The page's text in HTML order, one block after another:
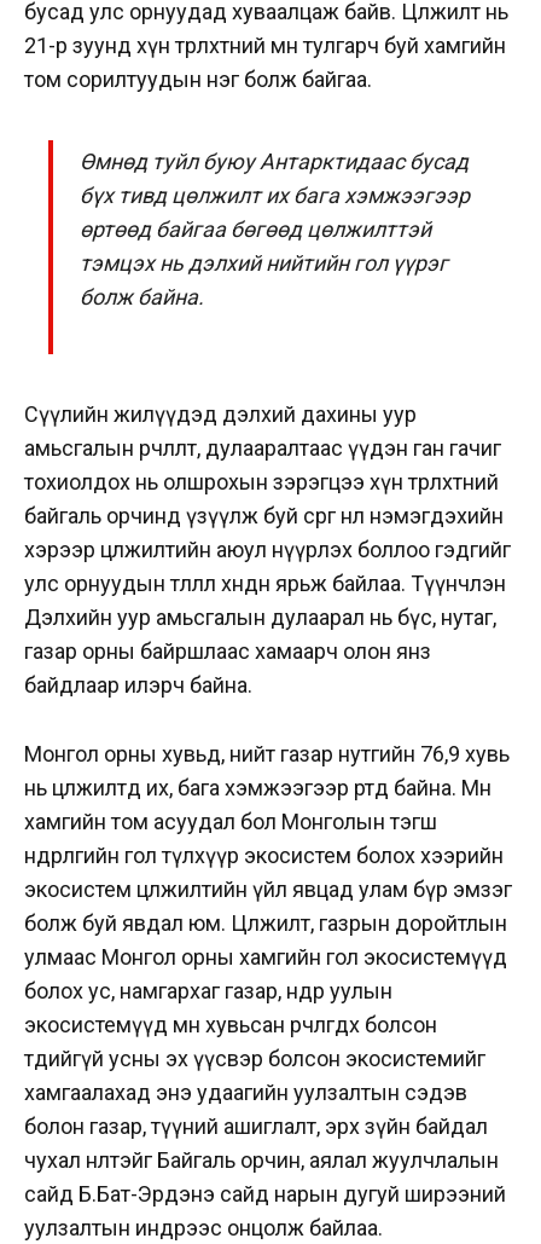
бусад улс орнуудад хуваалцаж байв. Цөлжилт нь
21-р зуунд хүн төрөлхтний өмнө тулгарч буй хамгийн
том сорилтуудын нэг болж байгаа.
Өмнөд туйл буюу Антарктидаас бусад
бүх тивд цөлжилт их бага хэмжээгээр
өртөөд байгаа бөгөөд цөлжилттэй
тэмцэх нь дэлхий нийтийн гол үүрэг
болж байна.
Сүүлийн жилүүдэд дэлхий дахины уур
амьсгалын өөрчлөлт, дулааралтаас үүдэн ган гачиг
тохиолдох нь олшрохын зэрэгцээ хүн төрөлхтөний
байгаль орчинд үзүүлж буй сөрөг нөлөө нэмэгдэхийн
хэрээр цөлжилтийн аюул нүүрлэх боллоо гэдгийг
улс орнуудын төлөөлөл хөндөн ярьж байлаа. Түүнчлэн
Дэлхийн уур амьсгалын дулаарал нь бүс, нутаг,
газар орны байршлаас хамаарч олон янз
байдлаар илэрч байна.
Монгол орны хувьд, нийт газар нутгийн 76,9 хувь
нь цөлжилтөд их, бага хэмжээгээр өртөөд байна. Мөн
хамгийн том асуудал бол Монголын тэгш
өндөрлөгийн гол түлхүүр экосистем болох хээрийн
экосистем цөлжилтийн үйл явцад улам бүр эмзэг
болж буй явдал юм. Цөлжилт, газрын доройтлын
улмаас Монгол орны хамгийн гол экосистемүүд
болох ус, намгархаг газар, өндөр уулын
экосистемүүд мөн хувьсан өөрчлөгдөх болсон
төдийгүй усны эх үүсвэр болсон экосистемийг
хамгаалахад энэ удаагийн уулзалтын сэдэв
болон газар, түүний ашиглалт, эрх зүйн байдал
чухал нөлөөтэйг Байгаль орчин, аялал жуулчлалын
сайд Б.Бат-Эрдэнэ сайд нарын дугуй ширээний
уулзалтын индрээс онцолж байлаа.